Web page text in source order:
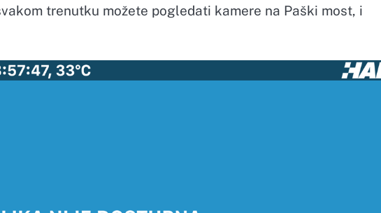
trenutku možete pogledati kamere na Paški most, i